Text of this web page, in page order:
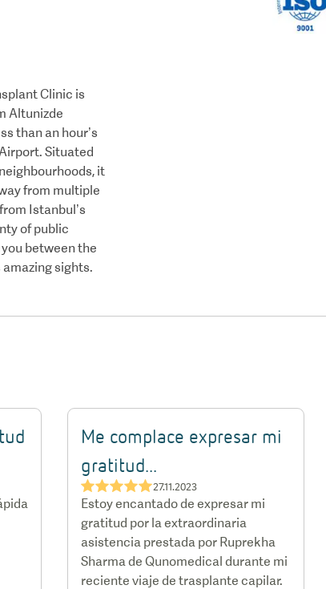
Clinic is
Altunizde
than an hour’s
Situated
it
from multiple
Istanbul’s
of public
between the
sights.
Me complace expresar mi
gratitud...
★★★★★27.11.2023
Estoy encantado de expresar mi
gratitud por la extraordinaria
asistencia prestada por Ruprekha
Sharma de Qunomedical durante mi
reciente viaje de trasplante capilar.